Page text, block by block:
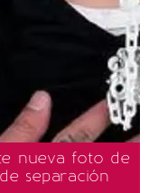
nueva foto de
separación